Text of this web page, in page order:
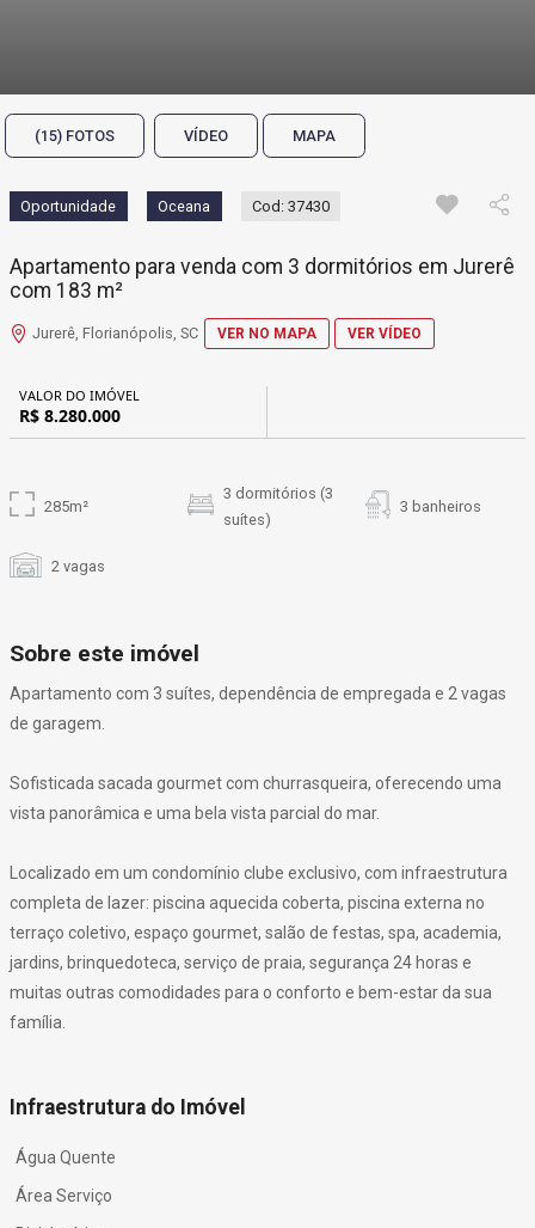
(15) FOTOS VÍDEO MAPA
Oportunidade Oceana Cod: 37430
Apartamento para venda com 3 dormitórios em Jurerê
com 183 m²
Jurerê, Florianópolis, SC VER NO MAPA VER VÍDEO
VALOR DO IMÓVEL
R$ 8.280.000
285m²
3 dormitórios (3
suítes)
3 banheiros
2 vagas
Sobre este imóvel
Apartamento com 3 suítes, dependência de empregada e 2 vagas
de garagem.
Sofisticada sacada gourmet com churrasqueira, oferecendo uma
vista panorâmica e uma bela vista parcial do mar.
Localizado em um condomínio clube exclusivo, com infraestrutura
completa de lazer: piscina aquecida coberta, piscina externa no
terraço coletivo, espaço gourmet, salão de festas, spa, academia,
jardins, brinquedoteca, serviço de praia, segurança 24 horas e
muitas outras comodidades para o conforto e bem-estar da sua
família.
Infraestrutura do Imóvel
Água Quente
Área Serviço